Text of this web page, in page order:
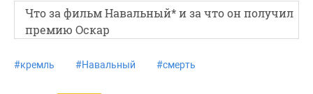
Что за фильм Навальный* и за что он получил
премию Оскар
#кремль #Навальный #смерть